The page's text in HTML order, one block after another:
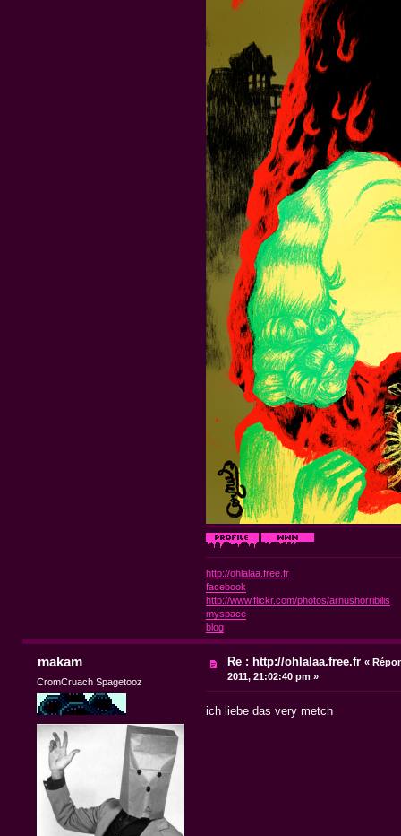
http://ohlalaa.free.fr
facebook
http://www.flickr.com/photos/arnushorribilis
myspace
blog
makam
CromCruach Spagetooz
Re : http://ohlalaa.free.fr «
2011, 21:02:40 pm »
ich liebe das very metch